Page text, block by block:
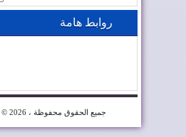
روابط هامة
© 2026 ، جميع الحقوق محفوظة